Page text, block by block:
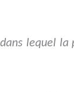
lequel